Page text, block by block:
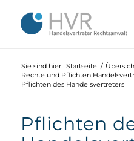
Sie sind hier: Startseite /
Rechte und Pflichten
Pflichten des Handelsvertreters
Pflichten